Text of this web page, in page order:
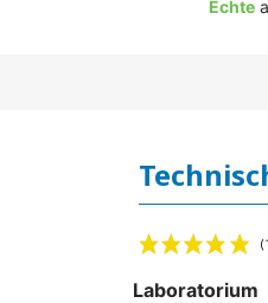
Echte
Laboratorium